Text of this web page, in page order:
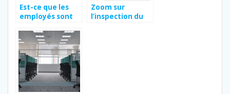
Est-ce que les
employés sont
jours fériés ?
Zoom sur
l’inspection du